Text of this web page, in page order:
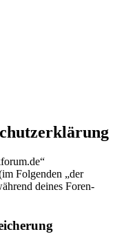
Folgenden „der
deines Foren-